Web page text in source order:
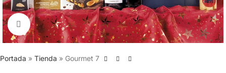
Clic para ampliar
Portada » Tienda » Gourmet 7